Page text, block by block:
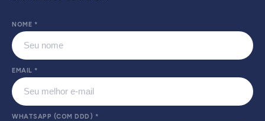
NOME *
EMAIL *
WHATSAPP (COM DDD) *